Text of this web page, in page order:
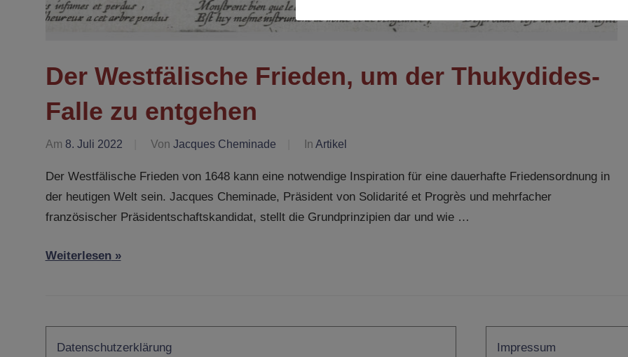
Der Westfälische Frieden, um der Thukydides-
Falle zu entgehen
Am 8. Juli 2022 Von Jacques Cheminade In Artikel
Der Westfälische Frieden von 1648 kann eine notwendige Inspiration für eine dauerhafte Friedensordnung in
der heutigen Welt sein. Jacques Cheminade, Präsident von Solidarité et Progrès und mehrfacher
französischer Präsidentschaftskandidat, stellt die Grundprinzipien dar und wie …
Weiterlesen
Datenschutzerklärung Impressum